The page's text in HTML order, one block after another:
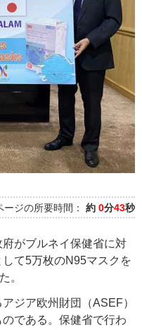
ージの所要時間： 約 0分43秒
がブルネイ保健省に対
て5万枚のN95マスクを
。
ジア欧州財団（ASEF）
である。保健省で行わ